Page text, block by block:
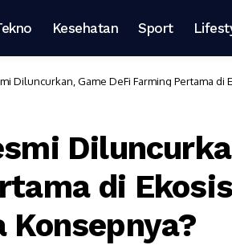
Kesehatan Sport
Diluncurkan, Game DeFi Farming Pertama di
di
Konsepnya?